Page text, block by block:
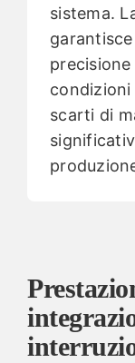
sistema.
scarti di